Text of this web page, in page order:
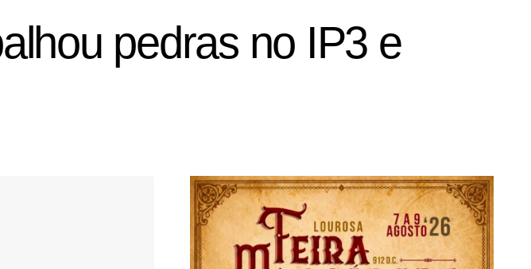
pedras no IP3 e